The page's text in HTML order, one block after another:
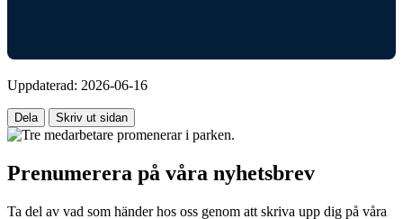
Uppdaterad: 2026-06-16
Dela Skriv ut sidan
Prenumerera på våra nyhetsbrev
Ta del av vad som händer hos oss genom att skriva upp dig på våra